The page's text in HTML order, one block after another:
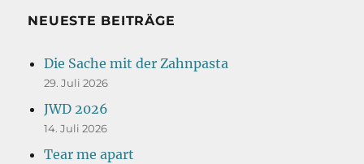
NEUESTE BEITRÄGE
Die Sache mit der Zahnpasta
29. Juli 2026
JWD 2026
14. Juli 2026
Tear me apart